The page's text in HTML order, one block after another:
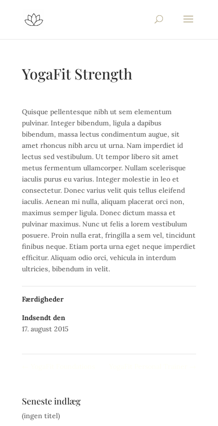
YogaFit Strength
Quisque pellentesque nibh ut sem elementum
pulvinar. Integer bibendum, ligula a dapibus
bibendum, massa lectus condimentum augue, sit
amet rhoncus nibh arcu ut urna. Nam imperdiet id
lectus sed vestibulum. Ut tempor libero sit amet
metus fermentum ullamcorper. Nullam scelerisque
iaculis purus eu varius. Integer molestie in leo et
consectetur. Donec varius velit quis tellus eleifend
iaculis. Aenean mi nulla, aliquam placerat orci non,
maximus semper ligula. Donec dictum massa et
pulvinar maximus. Nunc ut felis a lorem vestibulum
posuere. Proin nulla erat, fringilla a sem vel, tincidunt
finibus neque. Etiam porta urna eget neque imperdiet
efficitur. Aliquam odio orci, vehicula in interdum
ultricies, bibendum in velit.
Færdigheder
Indsendt den
17. august 2015
Seneste indlæg
(ingen titel)